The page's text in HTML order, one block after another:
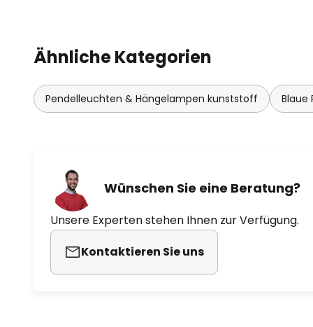
Ähnliche Kategorien
Pendelleuchten & Hängelampen kunststoff Blaue
Wünschen Sie eine Beratung?
Unsere Experten stehen Ihnen zur Verfügung.
Kontaktieren Sie uns